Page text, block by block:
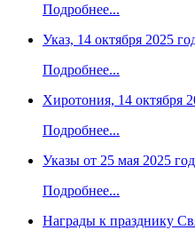
Подробнее...
Указ, 14 октября 2025
Подробнее...
Хиротония, 14 октября
Подробнее...
Указы от 25 мая 2025
Подробнее...
Награды к празднику